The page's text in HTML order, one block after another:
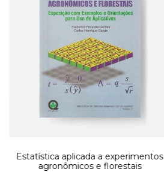
Estatística aplicada a experimentos
agronômicos e florestais